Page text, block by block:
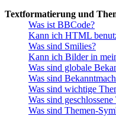
Textformatierung und
Was ist BBCode?
Kann ich HTML
Was sind Smilies?
Kann ich Bilder in
Was sind globale
Was sind
Was sind wichtige
Was sind
Was sind Themen-